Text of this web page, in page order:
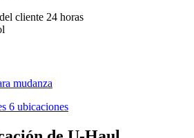
cliente 24 horas
mudanza
6 ubicaciones